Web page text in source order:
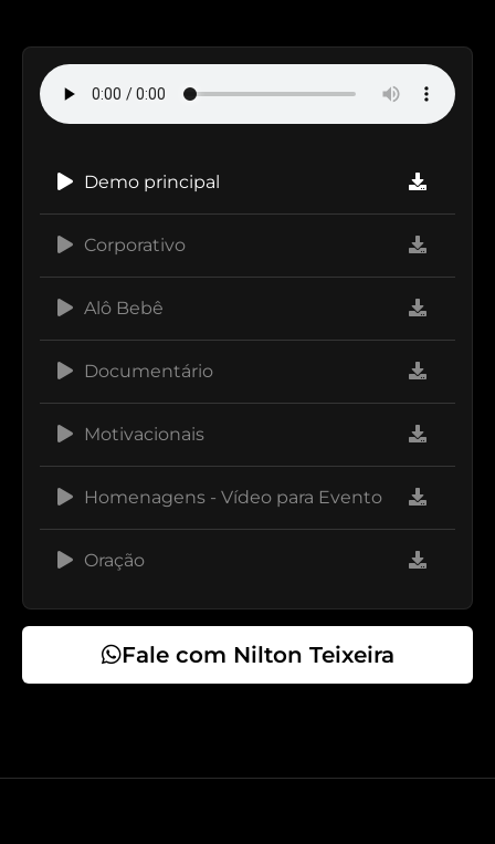
portas para o mercado publicitário diversificando
suas atividades oferecendo locuções off para
comerciais de rádio e tv e vídeos corporativos para
às novas exigências desse mercado em
Demo principal
Corporativo
Alô Bebê
Documentário
Motivacionais
Homenagens - Vídeo para Evento
Oração
Fale com Nilton Teixeira